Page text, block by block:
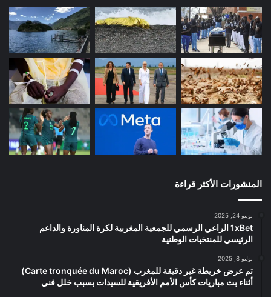
المنشورات الأكثر قراءة
يونيو 24, 2025
1xBet الراعي الرسمي للجمعية المغربية لكرة المناورة والداعم
الرئيسي للمنتخبات الوطنية
يوليو 8, 2025
تم عرض خريطة غير دقيقة للمغرب (Carte tronquée du Maroc)
أثناء بث مباريات كأس الأمم الأفريقية للسيدات بسبب خلل فني